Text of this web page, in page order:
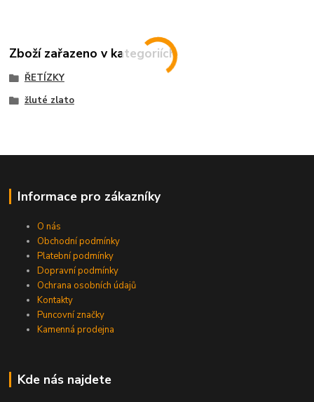
Zboží zařazeno v kategoriích
ŘETÍZKY
žluté zlato
Informace pro zákazníky
O nás
Obchodní podmínky
Platební podmínky
Dopravní podmínky
Ochrana osobních údajů
Kontakty
Puncovní značky
Kamenná prodejna
Kde nás najdete